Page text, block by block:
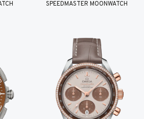
SPEEDMASTER MOONWATCH